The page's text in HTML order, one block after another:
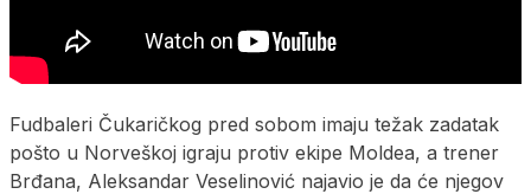
Fudbaleri Čukaričkog pred sobom imaju težak zadatak
pošto u Norveškoj igraju protiv ekipe Moldea, a trener
Brđana, Aleksandar Veselinović najavio je da će njegov